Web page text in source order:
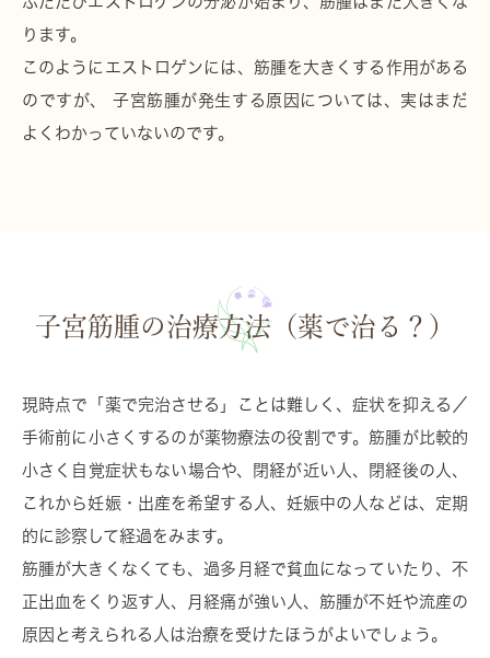
ります。
このようにエストロゲンには、筋腫を大きくする作用がある
のですが、 子宮筋腫が発生する原因については、実はまだ
よくわかっていないのです。
子宮筋腫の治療方法（薬で治る？）
現時点で「薬で完治させる」ことは難しく、症状を抑える／
手術前に小さくする のが薬物療法の役割です。筋腫が比較的
小さく自覚症状もない場合や、閉経が近い人、閉経後の人、
これから妊娠・出産を希望する人、妊娠中の人などは、定期
的に診察して経過をみます。
筋腫が大きくなくても、過多月経で貧血になっていたり、不
正出血をくり返す人、月経痛が強い人、筋腫が不妊や流産の
原因と考えられる人は治療を受けたほうがよいでしょう。